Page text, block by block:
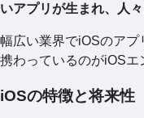
いアプリが生まれ、人
幅広い業界でiOSのアプ
携わっているのがiOSエ
iOSの特徴と将来性